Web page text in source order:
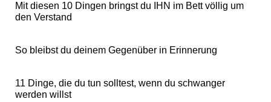
Mit diesen 10 Dingen bringst du IHN im Bett völlig um
den Verstand
So bleibst du deinem Gegenüber in Erinnerung
11 Dinge, die du tun solltest, wenn du schwanger
werden willst